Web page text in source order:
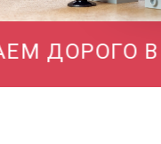
ДОРОГО В